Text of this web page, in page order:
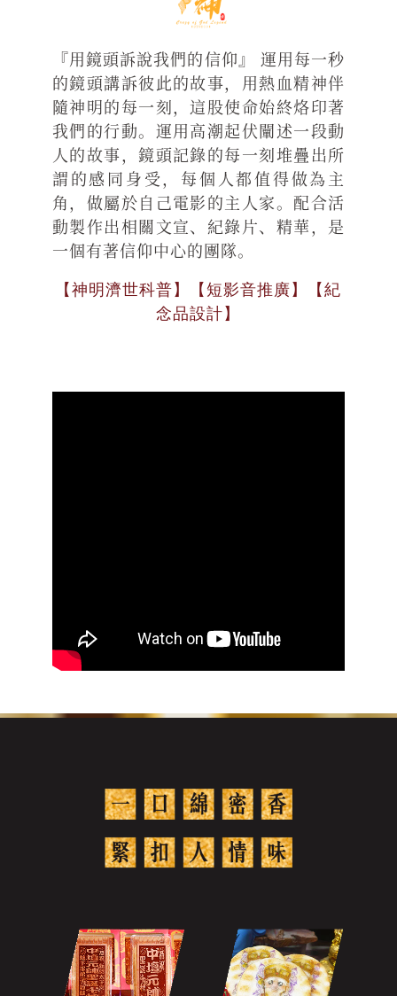
『用鏡頭訴說我們的信仰』 運用每一秒
的鏡頭講訴彼此的故事，用熱血精神伴
隨神明的每一刻，這股使命始終烙印著
我們的行動。運用高潮起伏闡述一段動
人的故事，鏡頭記錄的每一刻堆疊出所
謂的感同身受，每個人都值得做為主
角，做屬於自己電影的主人家。配合活
動製作出相關文宣、紀錄片、精華，是
一個有著信仰中心的團隊。
【神明濟世科普】【短影音推廣】【紀
念品設計】